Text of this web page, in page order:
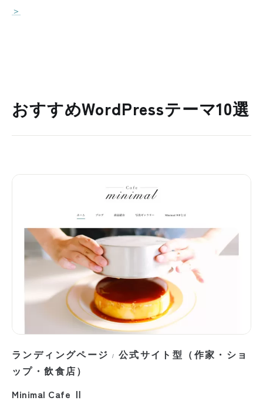
＞
おすすめWordPressテーマ10選
ランディングページ / 公式サイト型（作家・ショ
ップ・飲食店）
Minimal Cafe Ⅱ